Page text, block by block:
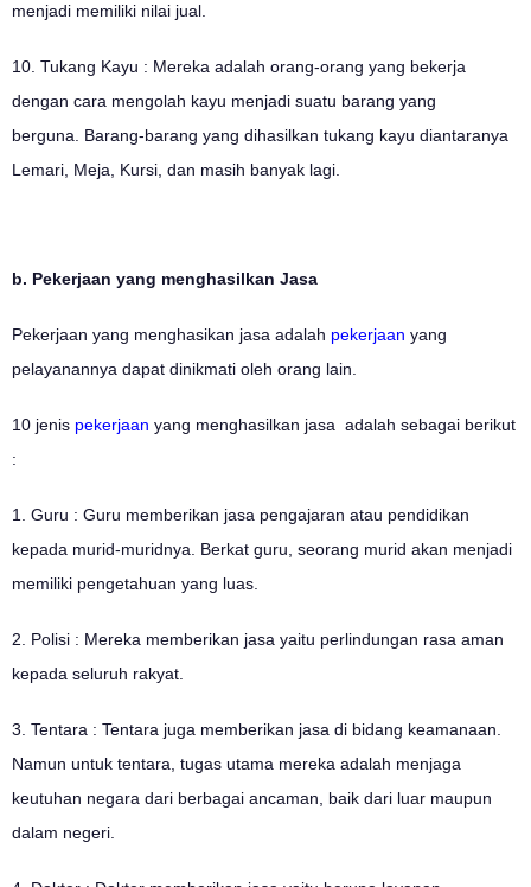
menjadi memiliki nilai jual.
10. Tukang Kayu : Mereka adalah orang-orang yang bekerja
dengan cara mengolah kayu menjadi suatu barang yang
berguna. Barang-barang yang dihasilkan tukang kayu diantaranya
Lemari, Meja, Kursi, dan masih banyak lagi.
b. Pekerjaan yang menghasilkan Jasa
Pekerjaan yang menghasikan jasa adalah pekerjaan yang
pelayanannya dapat dinikmati oleh orang lain.
10 jenis pekerjaan yang menghasilkan jasa adalah sebagai berikut
:
1. Guru : Guru memberikan jasa pengajaran atau pendidikan
kepada murid-muridnya. Berkat guru, seorang murid akan menjadi
memiliki pengetahuan yang luas.
2. Polisi : Mereka memberikan jasa yaitu perlindungan rasa aman
kepada seluruh rakyat.
3. Tentara : Tentara juga memberikan jasa di bidang keamanaan.
Namun untuk tentara, tugas utama mereka adalah menjaga
keutuhan negara dari berbagai ancaman, baik dari luar maupun
dalam negeri.